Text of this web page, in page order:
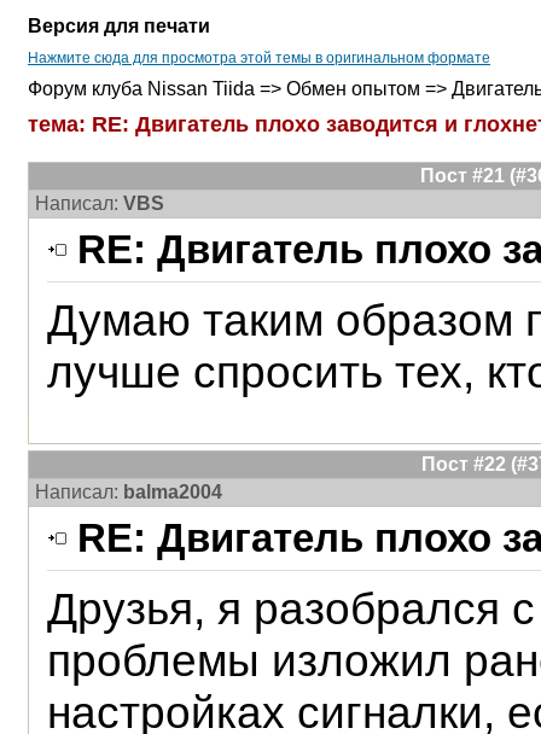
Версия для печати
Нажмите сюда для просмотра этой темы в оригинальном формате
Форум клуба Nissan Tiida => Обмен опытом =>
тема: RE: Двигатель плохо заводится и
Пост #21
Написал: VBS
RE: Двигатель плохо
Думаю таким образом
лучше спросить тех,
Пост #22
Написал: balma2004
RE: Двигатель плохо
Друзья, я разобрался
проблемы изложил
настройках сигналки,